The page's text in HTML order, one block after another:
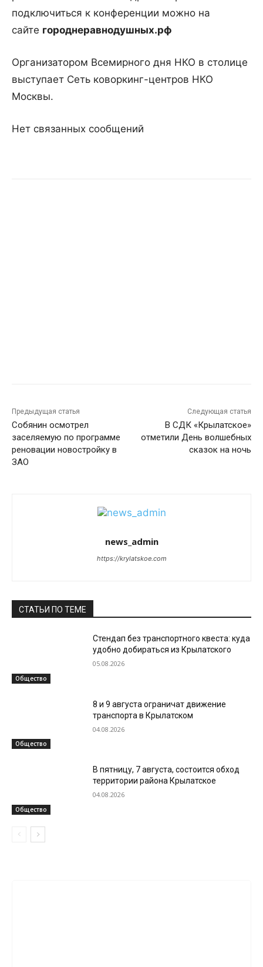
подключиться к конференции можно на
сайте городнеравнодушных.рф
Организатором Всемирного дня НКО в столице
выступает Сеть коворкинг-центров НКО
Москвы.
Нет связанных сообщений
Предыдущая статья
Собянин осмотрел
заселяемую по программе
реновации новостройку в
ЗАО
Следующая статья
В СДК «Крылатское»
отметили День волшебных
сказок на ночь
news_admin
https://krylatskoe.com
СТАТЬИ ПО ТЕМЕ
Общество
Стендап без транспортного квеста: куда
удобно добираться из Крылатского
05.08.2026
Общество
8 и 9 августа ограничат движение
транспорта в Крылатском
04.08.2026
Общество
В пятницу, 7 августа, состоится обход
территории района Крылатское
04.08.2026